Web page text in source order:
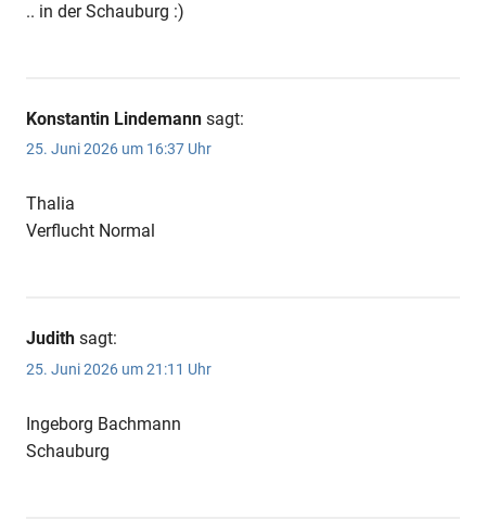
.. in der Schauburg :)
Konstantin Lindemann sagt:
25. Juni 2026 um 16:37 Uhr
Thalia
Verflucht Normal
Judith sagt:
25. Juni 2026 um 21:11 Uhr
Ingeborg Bachmann
Schauburg